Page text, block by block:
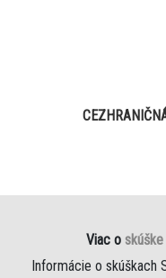
Viac o
Informácie o skúškach